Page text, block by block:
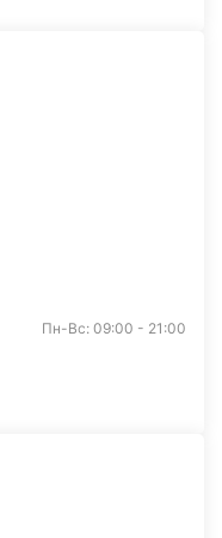
Пн-Вс: 09:00 - 21:00